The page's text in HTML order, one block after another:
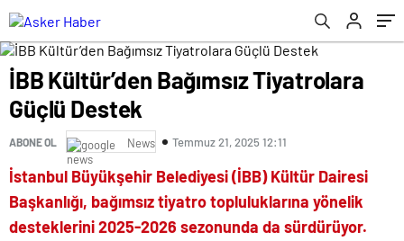
İBB Kültür’den Bağımsız Tiyatrolara
Güçlü Destek
ABONE OL News Temmuz 21, 2025 12:11
İstanbul Büyükşehir Belediyesi (İBB) Kültür Dairesi
Başkanlığı, bağımsız tiyatro topluluklarına yönelik
desteklerini 2025-2026 sezonunda da sürdürüyor.